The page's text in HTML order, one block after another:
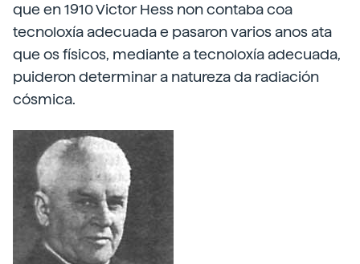
que en 1910 Victor Hess non contaba coa
tecnoloxía adecuada e pasaron varios anos ata
que os físicos, mediante a tecnoloxía adecuada,
puideron determinar a natureza da radiación
cósmica.